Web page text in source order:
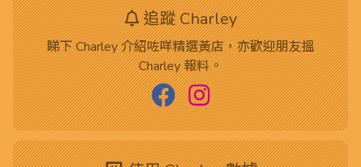
追蹤 Charley
睇下 Charley 介紹咗咩精選黃店，亦歡迎朋友搵
Charley 報料。